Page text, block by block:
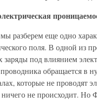
разберем еще одно
поля. В одной из
заряды под влиянием
обращается в
которые не проводят
не происходит. Но